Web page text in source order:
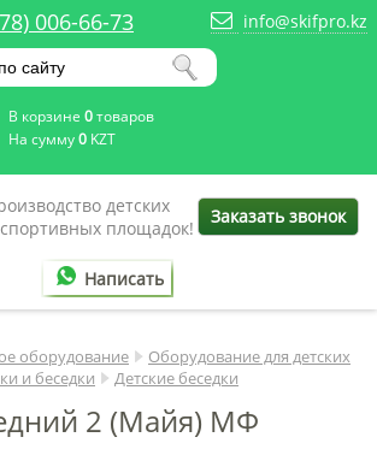
006-66-73 info@skifpro.kz
В корзине 0товаров
На сумму0 KZT
детских
площадок!
Заказать звонок
Написать
оборудование
Оборудование для детских
и беседки Детские беседки
2 (Майя) МФ